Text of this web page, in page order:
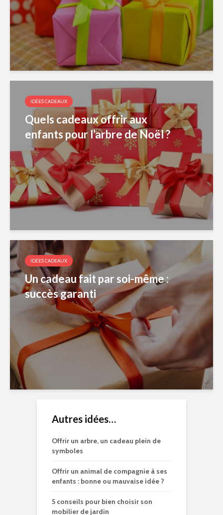
IDÉES CADEAUX
Quels cadeaux offrir aux
enfants pour l’arbre de Noël ?
IDÉES CADEAUX
Un cadeau fait par soi-même :
succès garanti
Autres idées…
Offrir un arbre, un cadeau plein de
symboles
Offrir un animal de compagnie à ses
enfants : bonne ou mauvaise idée ?
5 conseils pour bien choisir son
mobilier de jardin